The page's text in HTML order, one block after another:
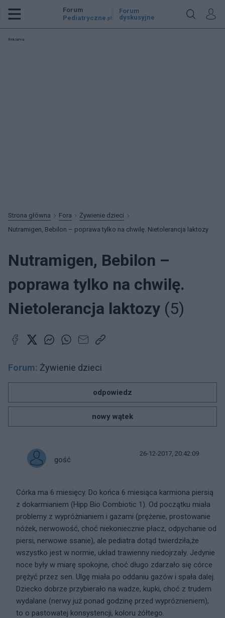
Forum
Pediatryczne .pl
Forum
dyskusyjne
Reklama:
Strona główna Fora
Żywienie dzieci
Nutramigen, Bebilon – poprawa tylko na chwilę. Nietolerancja laktozy
Nutramigen, Bebilon –
poprawa tylko na chwilę.
Nietolerancja laktozy (5)
Forum: Żywienie dzieci
odpowiedz
nowy wątek
gość
26-12-2017, 20:42:09
Córka ma 6 miesięcy. Do końca 6 miesiąca karmiona piersią
z dokarmianiem (Hipp Bio Combiotic 1). Od początku miała
problemy z wypróżnianiem i gazami (prężenie, prostowanie
nóżek, nerwowość, choć niekoniecznie płacz, odpychanie od
piersi, nerwowe ssanie), ale pediatra dotąd twierdziła,że
wszystko jest w normie, układ trawienny niedojrzały. Jedynie
noce były w miarę spokojne, choć długo zdarzało się córce
prężyć przez sen. Ulgę miała po oddaniu gazów i spała dalej.
Dziecko dobrze przybierało na wadze, kupki, choć z trudem
wydalane (nerwy już ponad godzinę przed wypróznieniem),
to o pastowatej konsystencji, koloru żółtego.